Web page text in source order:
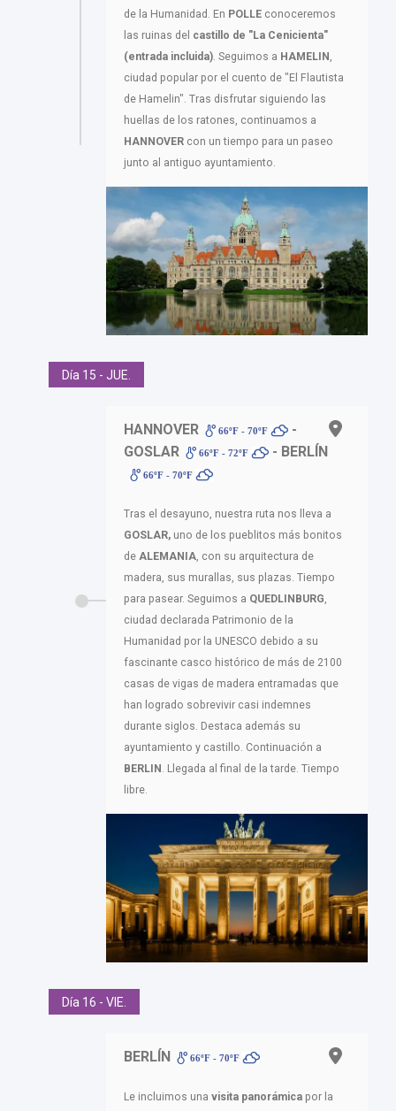
de la Humanidad. En POLLE conoceremos
las ruinas del castillo de "La Cenicienta"
(entrada incluida). Seguimos a HAMELIN,
ciudad popular por el cuento de "El Flautista
de Hamelin". Tras disfrutar siguiendo las
huellas de los ratones, continuamos a
HANNOVER con un tiempo para un paseo
junto al antiguo ayuntamiento.
Día 15 - JUE.
HANNOVER 66ºF - 70ºF
-
GOSLAR
66ºF - 72ºF - BERLÍN
66ºF - 70ºF
Tras el desayuno, nuestra ruta nos lleva a
GOSLAR, uno de los pueblitos más bonitos
de ALEMANIA, con su arquitectura de
madera, sus murallas, sus plazas. Tiempo
para pasear. Seguimos a QUEDLINBURG,
ciudad declarada Patrimonio de la
Humanidad por la UNESCO debido a su
fascinante casco histórico de más de 2100
casas de vigas de madera entramadas que
han logrado sobrevivir casi indemnes
durante siglos. Destaca además su
ayuntamiento y castillo. Continuación a
BERLIN . Llegada al final de la tarde. Tiempo
libre.
Día 16 - VIE.
BERLÍN 66ºF - 70ºF
Le incluimos una visita panorámica por la